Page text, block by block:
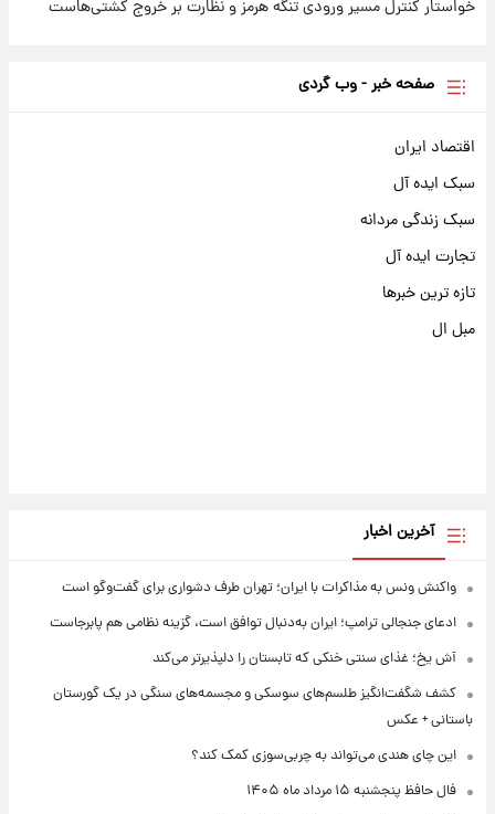
خواستار کنترل مسیر ورودی تنگه هرمز و نظارت بر خروج کشتی‌هاست
صفحه خبر - وب گردی
اقتصاد ایران
سبک ایده آل
سبک زندگی مردانه
تجارت ایده آل
تازه ترین خبرها
مبل ال
آخرین اخبار
واکنش ونس به مذاکرات با ایران؛ تهران طرف دشواری برای گفت‌وگو است
ادعای جنجالی ترامپ؛ ایران به‌دنبال توافق است، گزینه نظامی هم پابرجاست
آش یخ؛ غذای سنتی خنکی که تابستان را دلپذیرتر می‌کند
کشف شگفت‌انگیز طلسم‌های سوسکی و مجسمه‌های سنگی در یک گورستان
باستانی + عکس
این چای هندی می‌تواند به چربی‌سوزی کمک کند؟
فال حافظ پنجشنبه ۱۵ مرداد ماه ۱۴۰۵